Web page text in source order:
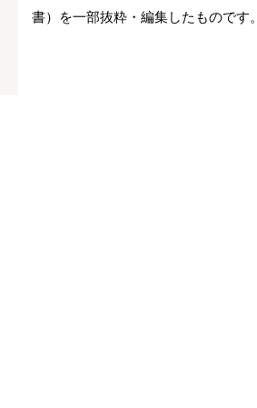
書）を一部抜粋・編集したものです。